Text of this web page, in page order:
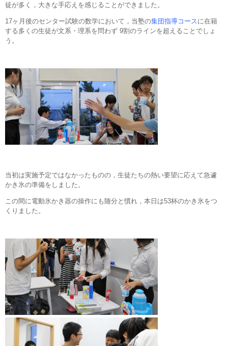
徒が多く，大きな手応えを感じることができました。
17ヶ月後のセンター試験の数学において，当塾の集団指導コースに在籍
する多くの生徒が文系・理系を問わず 9割のラインを超えることでしょ
う。
当初は実施予定ではなかったものの，生徒たちの熱い要望に応えて急遽
かき氷の準備をしました。
この間に電動氷かき器の操作にも随分と慣れ，本日は53杯のかき氷をつ
くりました。